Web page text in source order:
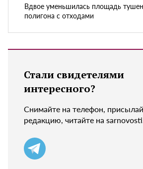
Вдвое уменьшилась площадь
полигона с отходами
Стали свидетелями
интересного?
Снимайте на телефон,
редакцию, читайте на